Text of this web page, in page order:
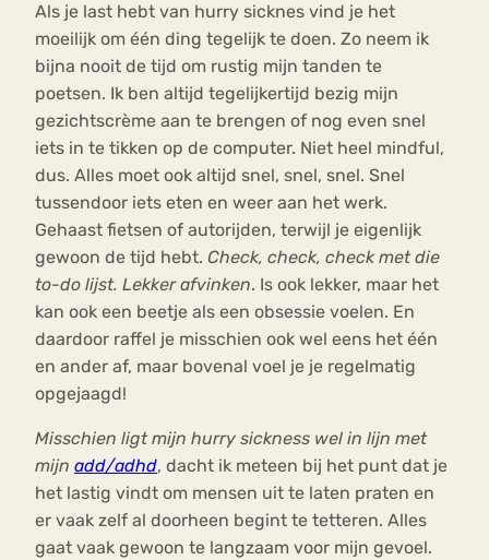
Als je last hebt van hurry sicknes vind je het
moeilijk om één ding tegelijk te doen. Zo neem ik
bijna nooit de tijd om rustig mijn tanden te
poetsen. Ik ben altijd tegelijkertijd bezig mijn
gezichtscrème aan te brengen of nog even snel
iets in te tikken op de computer. Niet heel mindful,
dus. Alles moet ook altijd snel, snel, snel. Snel
tussendoor iets eten en weer aan het werk.
Gehaast fietsen of autorijden, terwijl je eigenlijk
gewoon de tijd hebt. Check, check, check met die
to-do lijst. Lekker afvinken. Is ook lekker, maar het
kan ook een beetje als een obsessie voelen. En
daardoor raffel je misschien ook wel eens het één
en ander af, maar bovenal voel je je regelmatig
opgejaagd!
Misschien ligt mijn hurry sickness wel in lijn met
mijn add/adhd, dacht ik meteen bij het punt dat je
het lastig vindt om mensen uit te laten praten en
er vaak zelf al doorheen begint te tetteren. Alles
gaat vaak gewoon te langzaam voor mijn gevoel.